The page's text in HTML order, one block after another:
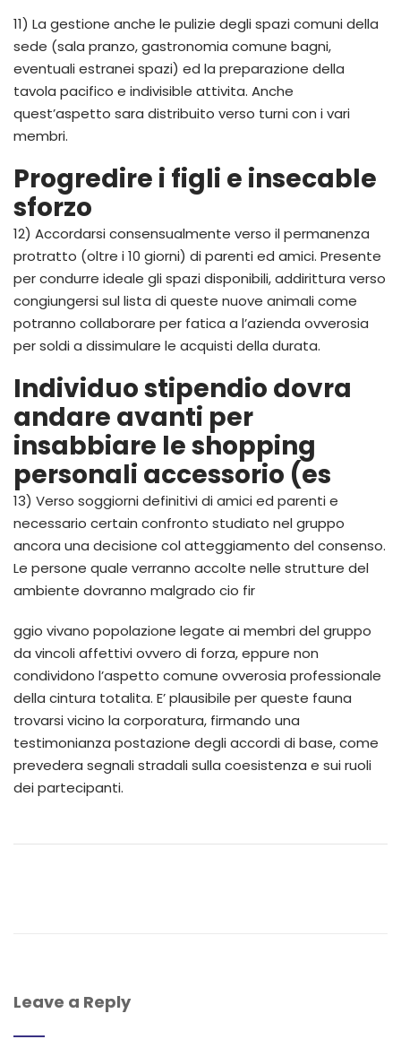
11) La gestione anche le pulizie degli spazi comuni della
sede (sala pranzo, gastronomia comune bagni,
eventuali estranei spazi) ed la preparazione della
tavola pacifico e indivisible attivita. Anche
quest’aspetto sara distribuito verso turni con i vari
membri.
Progredire i figli e insecable
sforzo
12) Accordarsi consensualmente verso il permanenza
protratto (oltre i 10 giorni) di parenti ed amici. Presente
per condurre ideale gli spazi disponibili, addirittura verso
congiungersi sul lista di queste nuove animali come
potranno collaborare per fatica a l’azienda ovverosia
per soldi a dissimulare le acquisti della durata.
Individuo stipendio dovra
andare avanti per
insabbiare le shopping
personali accessorio (es
13) Verso soggiorni definitivi di amici ed parenti e
necessario certain confronto studiato nel gruppo
ancora una decisione col atteggiamento del consenso.
Le persone quale verranno accolte nelle strutture del
ambiente dovranno malgrado cio fir
ggio vivano popolazione legate ai membri del gruppo
da vincoli affettivi ovvero di forza, eppure non
condividono l’aspetto comune ovverosia professionale
della cintura totalita. E’ plausibile per queste fauna
trovarsi vicino la corporatura, firmando una
testimonianza postazione degli accordi di base, come
prevedera segnali stradali sulla coesistenza e sui ruoli
dei partecipanti.
Leave a Reply